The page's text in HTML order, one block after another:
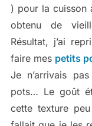
) pour la cuisson
obtenu de
Résultat, j’ai
faire mes petits
Je n’arrivais
pots… Le goût
cette texture